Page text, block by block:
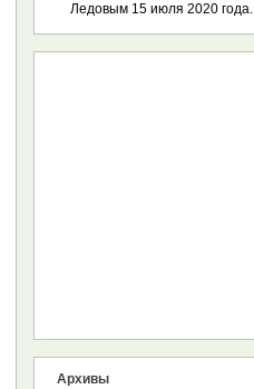
Ледовым 15 июля 2020 года.
Архивы